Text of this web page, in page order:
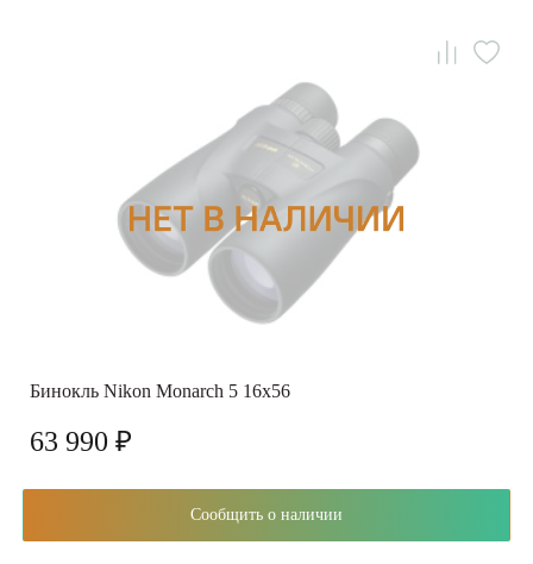
Бинокль Nikon Monarch 5 16x56
63 990 ₽
Сообщить о наличии